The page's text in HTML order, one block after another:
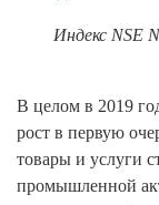
Индекс NSE
В целом в 2019
рост в первую
товары и услуги
промышленной